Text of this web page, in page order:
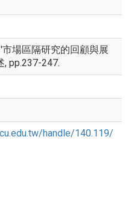
市場區隔研究的回顧與展
, pp.237-247.
handle/140.119/